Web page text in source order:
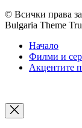
© Всички права
Bulgaria Theme
Начало
Филми и
Акцентите